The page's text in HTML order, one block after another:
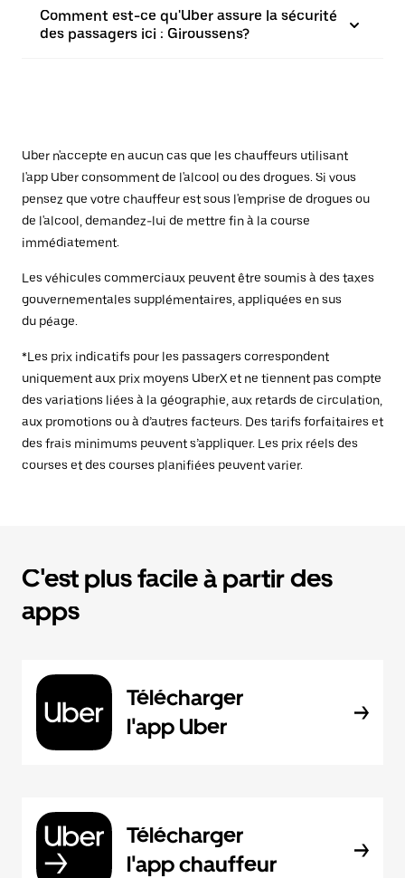
Comment est-ce qu'Uber assure la sécurité
des passagers ici : Giroussens?
Uber n'accepte en aucun cas que les chauffeurs utilisant
l'app Uber consomment de l'alcool ou des drogues. Si vous
pensez que votre chauffeur est sous l'emprise de drogues ou
de l'alcool, demandez-lui de mettre fin à la course
immédiatement.
Les véhicules commerciaux peuvent être soumis à des taxes
gouvernementales supplémentaires, appliquées en sus
du péage.
*Les prix indicatifs pour les passagers correspondent
uniquement aux prix moyens UberX et ne tiennent pas compte
des variations liées à la géographie, aux retards de circulation,
aux promotions ou à d’autres facteurs. Des tarifs forfaitaires et
des frais minimums peuvent s’appliquer. Les prix réels des
courses et des courses planifiées peuvent varier.
C'est plus facile à partir des
apps
Télécharger
l'app Uber
Télécharger
l'app chauffeur